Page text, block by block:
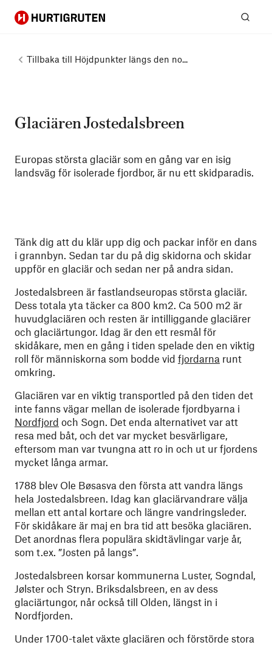
Hurtigruten
Tillbaka till Höjdpunkter längs den no...
Glaciären Jostedalsbreen
Europas största glaciär som en gång var en isig
landsväg för isolerade fjordbor, är nu ett skidparadis.
Tänk dig att du klär upp dig och packar inför en dans
i grannbyn. Sedan tar du på dig skidorna och skidar
uppför en glaciär och sedan ner på andra sidan.
Jostedalsbreen är fastlandseuropas största glaciär.
Dess totala yta täcker ca 800 km2. Ca 500 m2 är
huvudglaciären och resten är intilliggande glaciärer
och glaciärtungor. Idag är den ett resmål för
skidåkare, men en gång i tiden spelade den en viktig
roll för människorna som bodde vid fjordarna runt
omkring.
Glaciären var en viktig transportled på den tiden det
inte fanns vägar mellan de isolerade fjordbyarna i
Nordfjord och Sogn. Det enda alternativet var att
resa med båt, och det var mycket besvärligare,
eftersom man var tvungna att ro in och ut ur fjordens
mycket långa armar.
1788 blev Ole Bøsasva den första att vandra längs
hela Jostedalsbreen. Idag kan glaciärvandrare välja
mellan ett antal kortare och längre vandringsleder.
För skidåkare är maj en bra tid att besöka glaciären.
Det anordnas flera populära skidtävlingar varje år,
som t.ex. ”Josten på langs”.
Jostedalsbreen korsar kommunerna Luster, Sogndal,
Jølster och Stryn. Briksdalsbreen, en av dess
glaciärtungor, når också till Olden, längst in i
Nordfjorden.
Under 1700-talet växte glaciären och förstörde stora